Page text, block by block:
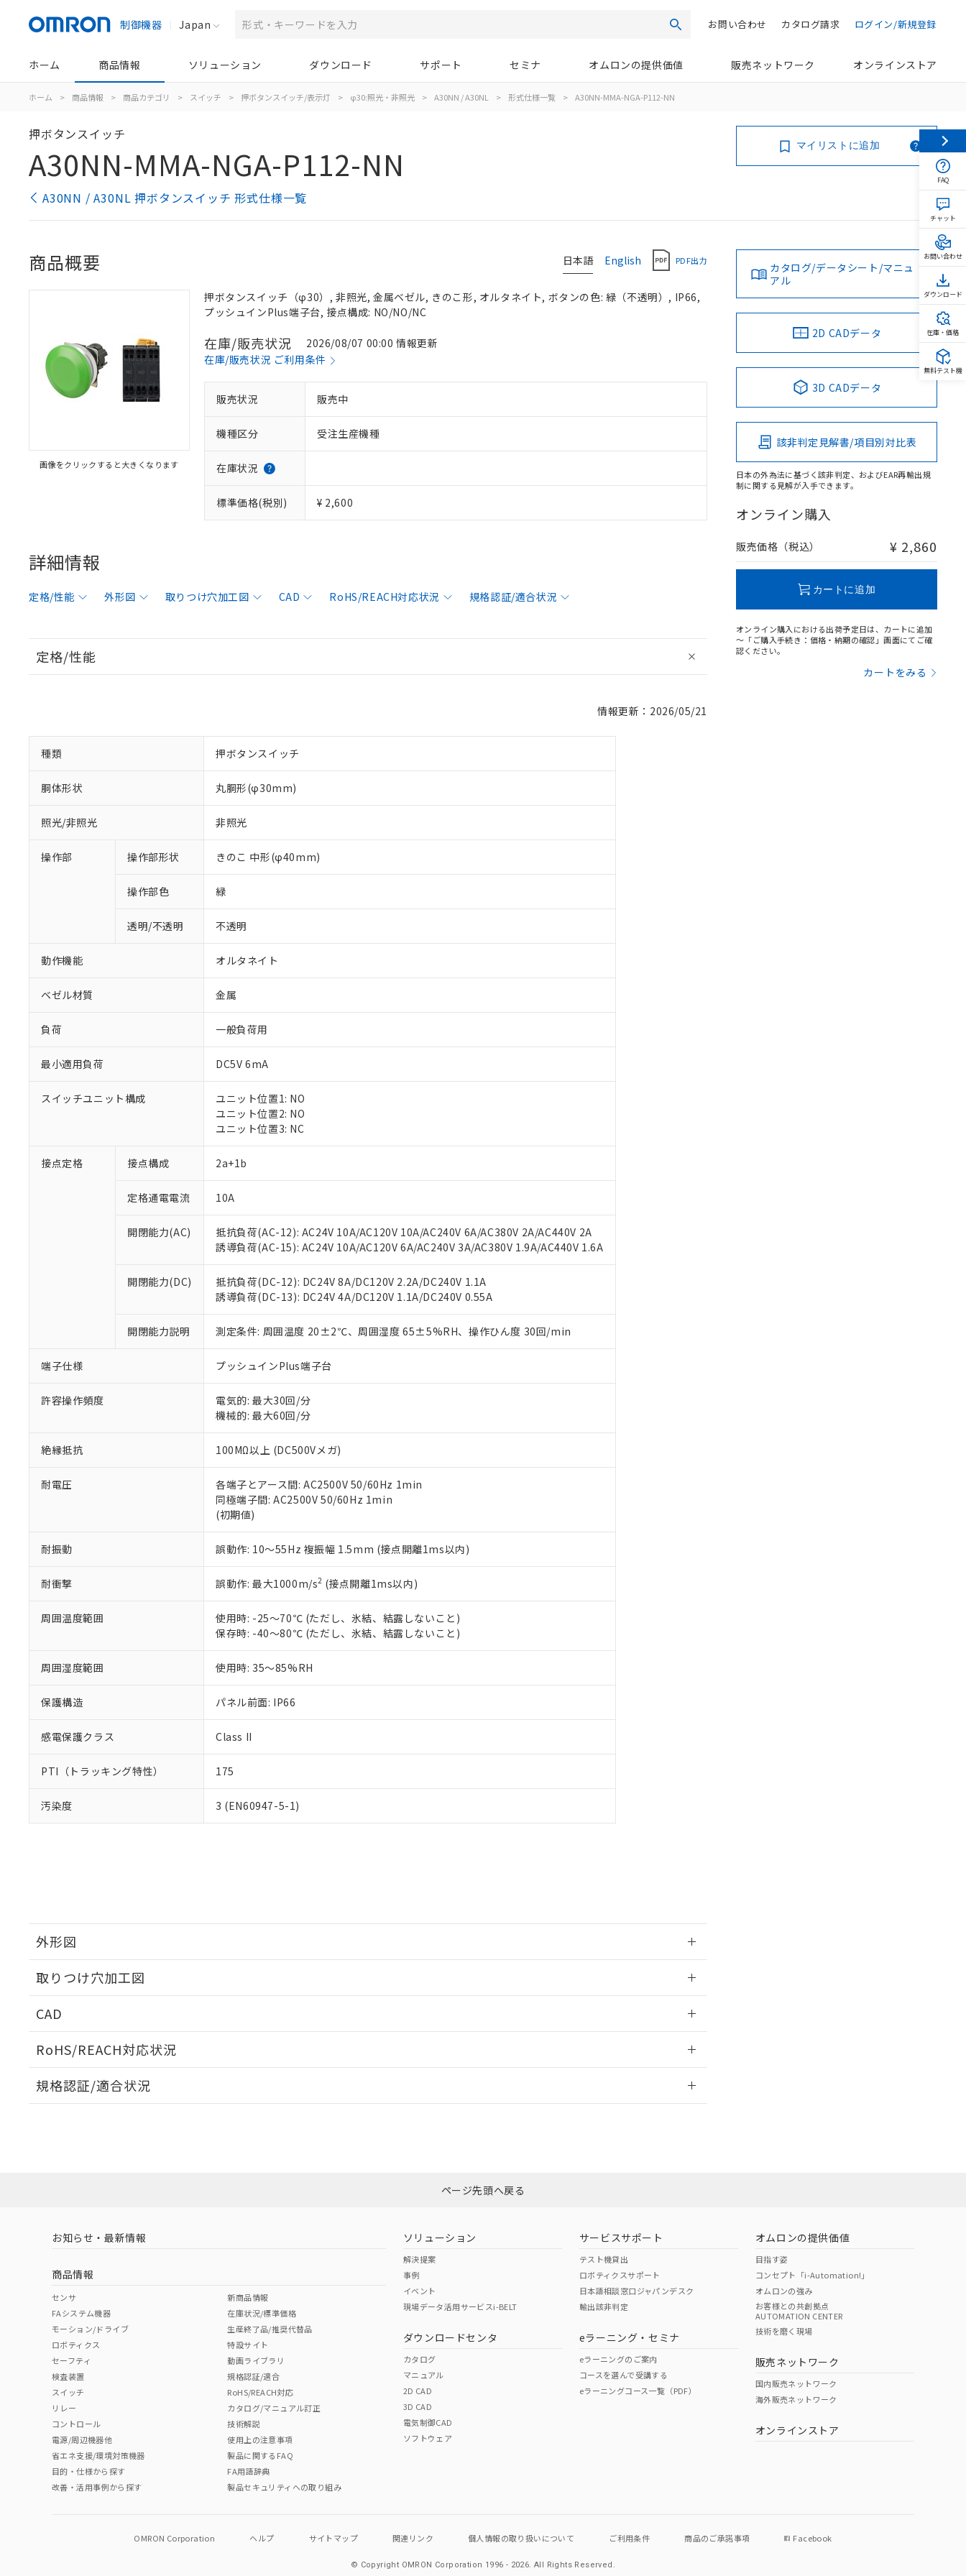
制御機器 Japan 検索 ログイン/新規登録
カタログ請求
お問い合わせ
ホーム 商品情報 ソリューション ダウンロード サポート セミナ オムロンの提供価値 販売ネットワーク オンラインストア
ホーム > 商品情報 > 商品カテゴリ > スイッチ > 押ボタンスイッチ/表示灯 > φ30:照光・非照光 > A30NN / A30NL > 形式仕様一覧 > A30NN-MMA-NGA-P112-NN
押ボタンスイッチ
A30NN-MMA-NGA-P112-NN
A30NN / A30NL 押ボタンスイッチ 形式仕様一覧
マイリストに追加
日本語 English PDF出力
商品概要
画像をクリックすると大きくなります
押ボタンスイッチ（φ30）, 非照光, 金属ベゼル, きのこ形, オルタネイト, ボタンの色: 緑（不透明）, IP66,
プッシュインPlus端子台, 接点構成: NO/NO/NC
在庫/販売状況
2026/08/07 00:00 情報更新
在庫/販売状況 ご利用条件
販売状況 販売中
機種区分 受注生産機種
在庫状況
標準価格(税別) ¥ 2,600
詳細情報
定格/性能 外形図 取りつけ穴加工図 CAD RoHS/REACH対応状況 規格認証/適合状況
定格/性能
情報更新：2026/05/21
種類 押ボタンスイッチ
胴体形状 丸胴形(φ30mm)
照光/非照光 非照光
操作部 操作部形状 きのこ 中形(φ40mm)
操作部色 緑
透明/不透明 不透明
動作機能 オルタネイト
ベゼル材質 金属
負荷 一般負荷用
最小適用負荷 DC5V 6mA
スイッチユニット構成
ユニット位置1: NO
ユニット位置2: NO
ユニット位置3: NC
接点定格 接点構成 2a+1b
定格通電電流 10A
開閉能力(AC)
抵抗負荷(AC-12): AC24V 10A/AC120V 10A/AC240V 6A/AC380V 2A/AC440V 2A
誘導負荷(AC-15): AC24V 10A/AC120V 6A/AC240V 3A/AC380V 1.9A/AC440V 1.6A
開閉能力(DC)
抵抗負荷(DC-12): DC24V 8A/DC120V 2.2A/DC240V 1.1A
誘導負荷(DC-13): DC24V 4A/DC120V 1.1A/DC240V 0.55A
開閉能力説明 測定条件: 周囲温度 20±2℃、周囲湿度 65±5%RH、操作ひん度 30回/min
端子仕様 プッシュインPlus端子台
許容操作頻度
電気的: 最大30回/分
機械的: 最大60回/分
絶縁抵抗 100MΩ以上 (DC500Vメガ)
耐電圧
各端子とアース間: AC2500V 50/60Hz 1min
同極端子間: AC2500V 50/60Hz 1min
(初期値)
耐振動 誤動作: 10～55Hz 複振幅 1.5mm (接点開離1ms以内)
耐衝撃 誤動作: 最大1000m/s2 (接点開離1ms以内)
周囲温度範囲
使用時: -25～70℃ (ただし、氷結、結露しないこと)
保存時: -40～80℃ (ただし、氷結、結露しないこと)
周囲湿度範囲 使用時: 35～85%RH
保護構造 パネル前面: IP66
感電保護クラス Class II
PTI（トラッキング特性） 175
汚染度 3 (EN60947-5-1)
外形図
取りつけ穴加工図
CAD
RoHS/REACH対応状況
EU RoHS 注意事項・凡例
ダウンロードはこちら
中国 RoHS 注意事項・凡例
中国 RoHS表
Pb Hg Cr(VI)
O O
"対応済み"や非含有の記載がされた商品であっても、流通在庫等で未対応品が混在する可能性があります。
非含有品が必要な際は、弊社営業部門もしくは販売店へお問い合わせください。
規格認証/適合状況
カタログ/データシート/マニュ
アル
2D CADデータ
3D CADデータ
該非判定見解書/項目別対比表
日本の外為法に基づく該非判定、およびEAR再輸出規
制に関する見解が入手できます。
オンライン購入
販売価格（税込） ¥ 2,860
カートに追加
オンライン購入における出荷予定日は、カートに追加
～「ご購入手続き：価格・納期の確認」画面にてご確
認ください。
カートをみる
ご利用条件
以下の条件をお読みいただき、同意のうえご利用ください。
本サービスは、当社制御機器事業取扱商品の当社在庫状況および標準価格(税抜)を提供させていただ
くものです。
当社制御機器事業取扱商品の中には、本サービスの対象外となる商品もあることをご了承ください。
のであり、閲覧された時点での実際の在庫および標準価格とは異なる場合があることをご了承くださ
い。
正式な納期状況および標準価格はお客様のお取引先、またはお客様担当のオムロン制御機器販売店・
当社販売員にご相談ください。
オムロン制御機器販売店や当社販売拠点は「販売ネットワーク
」をご確認ください。
在庫状況および標準価格結果を当社の事前の承諾なく第三者に漏洩または開示しないようお願いしま
マイパーツ機能（部品リスト作成サービス）をご利用いただくには、I-Webメンバーズにご登録され
ている必要があります。
お客様が当ウェブサイト上で当社にご登録された部品リストについて、当社および当社の共同利用者
さい。
※当社の共同利用者とは、"個人情報の共同利用に関して"
の「1.共同利用者の範囲」に記載されて
いる法人を指します。
※1 対応状況
対応済み：EU RoHS指令（10物質）の非含有に対応した製品が提供可能な商品です。
対応予定：EU RoHS指令（10物質）の非含有に対応した製品に切り替える予定のある商品です。
対応予定なし：EU RoHS指令（10物質）の非含有に非対応の商品で、対応品を出す予定はありません。
非該当品：ライセンス料など無形物で、有害物質有無と関係のない商品です。
仕入先様の事情により、非含有部品としていたものが、含有品と判明した場合などやむを得ず変更すること
があります。
*EU RoHS指令（10物質）：
鉛(Pb) 1000ppm以下、 水銀(Hg) 1000ppm以下、 カドミウム(Cd) 100ppm以下、
六価クロム(Cr(Ⅵ)) 1000ppm以下、ポリ臭化ビフェニル類(PBB) 1000ppm以下、ポリ臭化ジフェニルエーテル類(PBDE) 1000ppm以下、
但し、RoHS指令で産業用監視および制御機器に対する適用除外項目は除く。
フタル酸エステル類の４物質については閾値を超える意図的な使用がないことを確認しています。
※2 対応予定月
部品在庫の切り替え状況などにより、予定月が前後することがあります。
※3 非含有証明書ダウンロード
下記の非含有証明書をダウンロードすることができます。
EU RoHS指令（10物質）の非含有証明書
51物質の非含有証明書（当社基準）
※本証明書は発行日時点で非含有を証明するもので、過去に遡って非含有を証明するものではありません。
また、RoHS指令のフタル酸エステル類４物質の対応では、対応完了までの期間は出荷製品に未対応品が
混在することから備考欄に対応日を記載しておりました。
り割愛しております。
※1 中国RoHS○×表
「－」：未確認です。当社販売部門へお問い合わせください。
*中国RoHS10物質の基準値 (GB/T26572)：
Pb(鉛) :1000ppm、 Hg(水銀) : 1000ppm、 Cd(カドミウム) : 100ppm、
Cr(Ⅵ)(六価クロム) : 1000ppm、 PBBs(ポリ臭化ビフェニル類) : 1000ppm、 PBDEs(ポリ臭化ジフェニルエーテル類) : 1000ppm、
DBP(フタル酸ジブチル) : 1000ppm、 DIBP(フタル酸ジイソブチル) : 1000ppm、 BBP(フタル酸ブチルベンジル) : 1000ppm、
DEHP(フタル酸ビス(2-エチルヘキシル)) : 1000ppm
※2 環境保護使用期限
「ｅ」：有害物質（10物質）のすべてが基準値以下であることを示します。
「10」：通常の使用状況下において有害物質が外部に漏えいし、環境に深刻な影響を及ぼさない年数を意
味します。
当社は、これら貴社製品のうち、外国為替および外国貿易法に定める商品（以下｢規制貨物等」とい
う）を輸出または国外への提供する場合は、日本国政府の輸出許可(または役務取引許可)を取得する
当社は規制貨物を破棄する場合は、完全に破砕するなど、違法に輸出されないよう必要な手段を講じ
ます。
当社は貴社製品を、核兵器、ミサイル、化学兵器、生物兵器またはその他武器並びにこれらの製造装
当社は、貴社製品を第三者に販売する場合は、上記1、2および3の内容を当該第三者に通知します。
また当社は、販売先および販売に係わる関係者が違法に輸出するおそれがある場合は、取り引きをい
たしません。
記
号
説明
○ 一定数以上の在庫あり
△ 一定数には満たないが在庫あり
－
在庫なし(最新の在庫状況については、お客様のお取引先、またはお客様担当のオムロン制御
機器販売店・当社販売員にご確認ください)
空
白
受注生産機種、また在庫状況の情報を公開していない機種
ページ先頭へ戻る
お知らせ・最新情報
商品情報
センサ
FAシステム機器
モーション/ドライブ
ロボティクス
セーフティ
検査装置
スイッチ
リレー
コントロール
電源/周辺機器他
省エネ支援/環境対策機器
目的・仕様から探す
改善・活用事例から探す
新商品情報
在庫状況/標準価格
生産終了品/推奨代替品
特設サイト
動画ライブラリ
規格認証/適合
RoHS/REACH対応
カタログ/マニュアル訂正
技術解説
使用上の注意事項
製品に関するFAQ
FA用語辞典
製品セキュリティへの取り組み
ソリューション
解決提案
事例
イベント
現場データ活用サービスi-BELT
ダウンロードセンタ
カタログ
マニュアル
2D CAD
3D CAD
電気制御CAD
ソフトウェア
サービスサポート
テスト機貸出
ロボティクスサポート
日本語相談窓口ジャパンデスク
輸出該非判定
eラーニング・セミナ
eラーニングのご案内
コースを選んで受講する
eラーニングコース一覧（PDF）
オムロンの提供価値
目指す姿
コンセプト「i-Automation!」
オムロンの強み
お客様との共創拠点
AUTOMATION CENTER
技術を磨く現場
販売ネットワーク
国内販売ネットワーク
海外販売ネットワーク
オンラインストア
OMRON Corporation ヘルプ サイトマップ 関連リンク 個人情報の取り扱いについて ご利用条件 商品のご承諾事項 Facebook
© Copyright OMRON Corporation 1996 - 2026.All Rights Reserved.
FAQ
チャット
お問い合わせ
ダウンロード
在庫・価格
無料テスト機